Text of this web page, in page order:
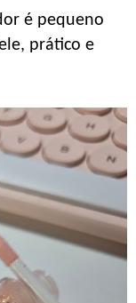
é pequeno
prático e